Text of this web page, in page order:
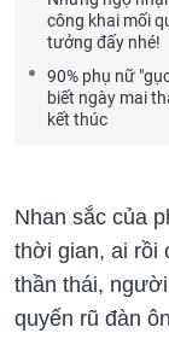
công khai mối
tưởng đấy nhé!
90% phụ nữ
biết ngày mai
kết thúc
Nhan sắc của
thời gian, ai rồi
thần thái, người
quyến rũ đàn